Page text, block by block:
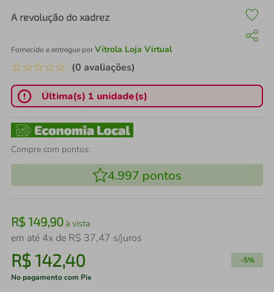
A revolução do xadrez
Fornecido e entregue porVitrola Loja Virtual
☆☆☆☆☆ (0 avaliações)
Última(s) 1 unidade(s)
Compre com pontos:
4.997 pontos
R$ 149,90à vista
em até 4x de R$ 37,47 s/juros
R$142,40 -5%
No pagamento com Pix